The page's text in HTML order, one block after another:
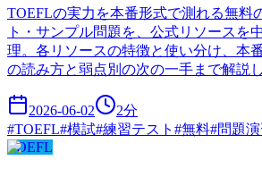
TOEFLの実力を本番形式で測れる無料
ト・サンプル問題を、公式リソースを
理。各リソースの特徴と使い分け、本
の読み方と弱点別の次の一手まで解説し
2026-06-02 2分
#TOEFL#模試#練習テスト #無料#問題
TOEFL